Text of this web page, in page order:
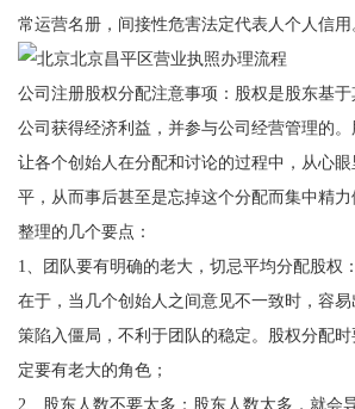
常运营名册，间接性危害法定代表人个人信用
公司注册股权分配注意事项：股权是股东基
公司获得经济利益，并参与公司经营管理的
让各个创始人在分配和讨论的过程中，从心
平，从而事后甚至是忘掉这个分配而集中精
整理的几个要点：
1、团队要有明确的老大，切忌平均分配股权
在于，当几个创始人之间意见不一致时，容
策陷入僵局，不利于团队的稳定。股权分配
定要有老大的角色；
2、股东人数不要太多：股东人数太多，就会